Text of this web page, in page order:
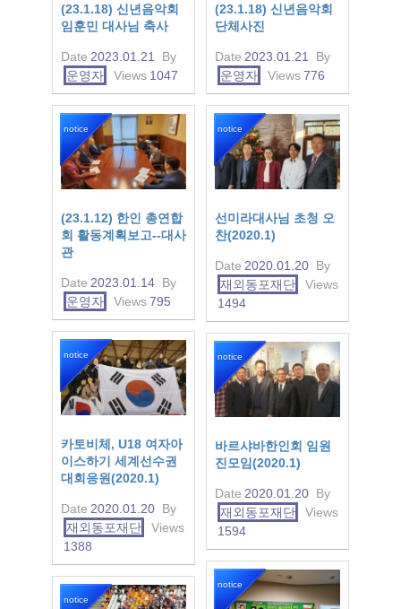
(23.1.18) 신년음악회
임훈민 대사님 축사
Date 2023.01.21
By
운영자
Views 1047
(23.1.18) 신년음악회
단체사진
Date 2023.01.21
By
운영자
Views776
notice
(23.1.12) 한인 총연합
회 활동계획보고--대사
관
Date 2023.01.14 By
운영자
Views795
notice
선미라대사님 초청 오
찬(2020.1)
Date 2020.01.20 By
재외동포재단
Views
1494
notice
카토비체, U18 여자아
이스하기 세계선수권
대회응원(2020.1)
Date 2020.01.20 By
재외동포재단
Views
1388
notice
바르샤바한인회 임원
진모임(2020.1)
Date 2020.01.20 By
재외동포재단
Views
1594
notice
notice